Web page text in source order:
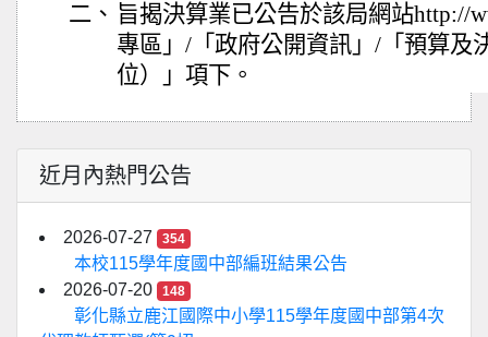
二、 旨揭決算業已公告於該局網站http://
專區」/「政府公開資訊」/「預算及
位）」項下。
近月內熱門公告
2026-07-27 354
本校115學年度國中部編班結果公告
2026-07-20
148
彰化縣立鹿江國際中小學115學年度國中部第4次